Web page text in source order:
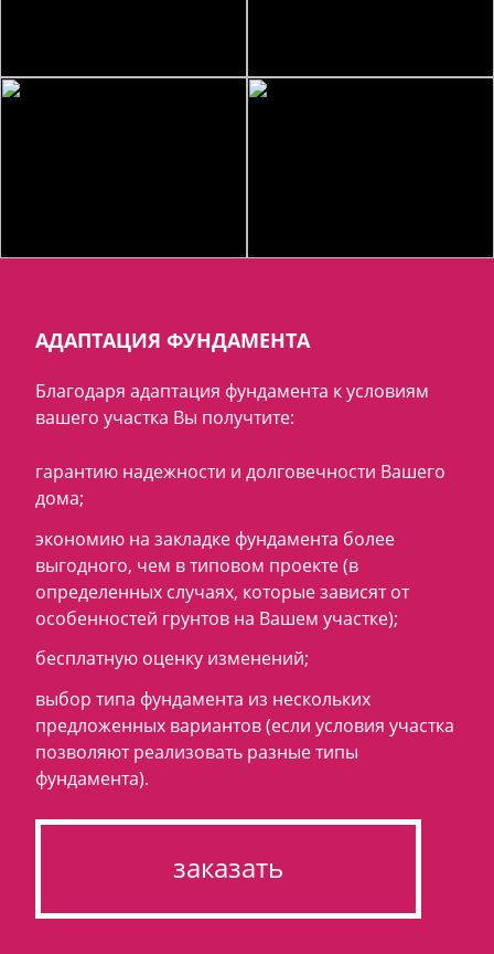
АДАПТАЦИЯ ФУНДАМЕНТА
Благодаря адаптация фундамента к условиям
вашего участка Вы получтите:
гарантию надежности и долговечности Вашего
дома;
экономию на закладке фундамента более
выгодного, чем в типовом проекте (в
определенных случаях, которые зависят от
особенностей грунтов на Вашем участке);
бесплатную оценку изменений;
выбор типа фундамента из нескольких
предложенных вариантов (если условия участка
позволяют реализовать разные типы
фундамента).
заказать